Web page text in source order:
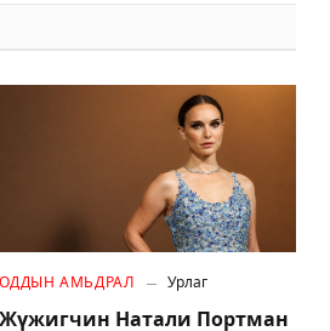
ОДДЫН АМЬДРАЛ Урлаг
Жүжигчин Натали Портман